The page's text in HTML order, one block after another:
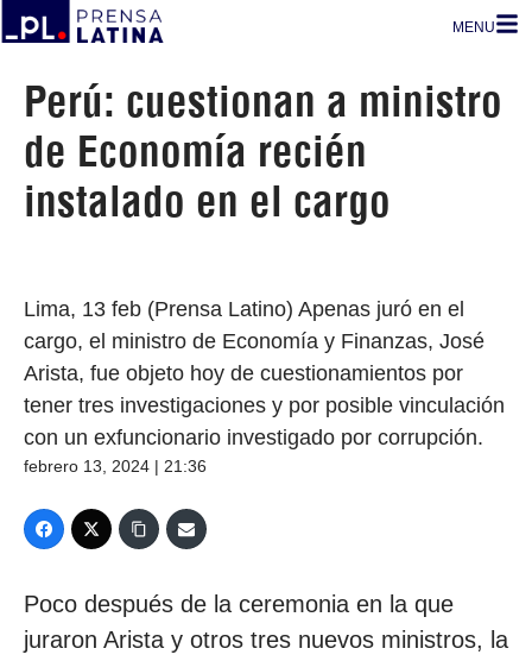
MENU
Perú: cuestionan a ministro
de Economía recién
instalado en el cargo
Lima, 13 feb (Prensa Latino) Apenas juró en el
cargo, el ministro de Economía y Finanzas, José
Arista, fue objeto hoy de cuestionamientos por
tener tres investigaciones y por posible vinculación
con un exfuncionario investigado por corrupción.
febrero 13, 2024 | 21:36
Poco después de la ceremonia en la que
juraron Arista y otros tres nuevos ministros, la